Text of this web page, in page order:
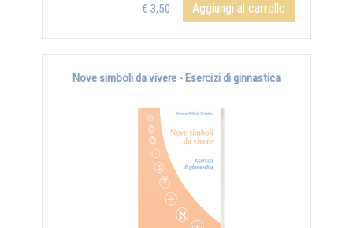
€ 3,50 Aggiungi al carrello
Nove simboli da vivere - Esercizi di ginnastica